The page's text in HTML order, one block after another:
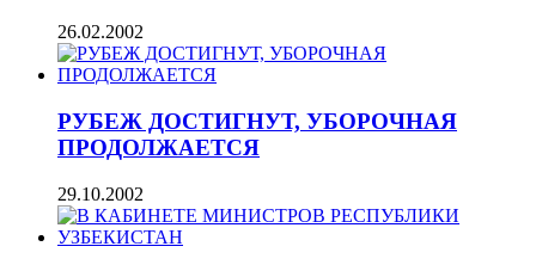
26.02.2002
РУБЕЖ ДОСТИГНУТ, УБОРОЧНАЯ
ПРОДОЛЖАЕТСЯ
29.10.2002